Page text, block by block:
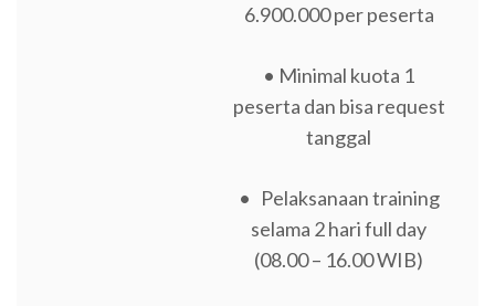
6.900.000 per peserta
• Minimal kuota 1
peserta dan bisa request
tanggal
• Pelaksanaan training
selama 2 hari full day
(08.00 – 16.00 WIB)